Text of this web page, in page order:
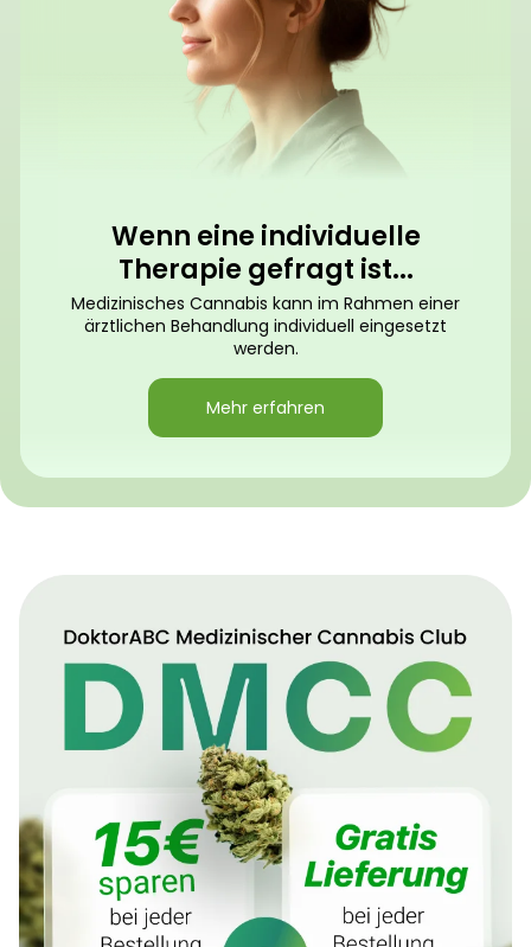
Wenn eine individuelle
Therapie gefragt ist...
Medizinisches Cannabis kann im Rahmen einer
ärztlichen Behandlung individuell eingesetzt
werden.
Mehr erfahren